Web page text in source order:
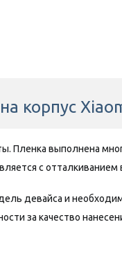
корпус
Пленка выполнена
с
девайса и
за качество